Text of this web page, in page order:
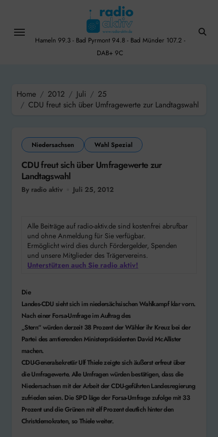
content
Hameln 99.3 - Bad Pyrmont 94.8 - Bad Münder 107.2 -
DAB+ 9C
Home 2012 Juli
25
CDU freut sich über Umfragewerte zur Landtagswahl
Niedersachsen Wahl Spezial
CDU freut sich über Umfragewerte zur
Landtagswahl
By radio aktiv Juli 25, 2012
Alle Beiträge auf radio-aktiv.de sind kostenfrei abrufbar
und ohne Anmeldung für Sie verfügbar.
Ermöglicht wird dies durch Fördergelder, Spenden
und unsere Mitglieder des Trägervereins.
Unterstützen auch Sie radio aktiv!
Die
Landes-CDU sieht sich im niedersächsischen Wahlkampf klar vorn.
Nach einer Forsa-Umfrage im Auftrag des
„Stern“ würden derzeit 38 Prozent der Wähler ihr Kreuz bei der
Partei des amtierenden Ministerpräsidenten David McAllister
machen.
CDU-Generalsekretär Ulf Thiele zeigte sich äußerst erfreut über
die Umfragewerte. Alle Umfragen würden bestätigen, dass die
Niedersachsen mit der Arbeit der CDU-geführten Landesregierung
zufrieden seien. Die SPD läge der Forsa-Umfrage zufolge mit 33
Prozent und die Grünen mit elf Prozent deutlich hinter den
Christdemokraten, so Thiele weiter.